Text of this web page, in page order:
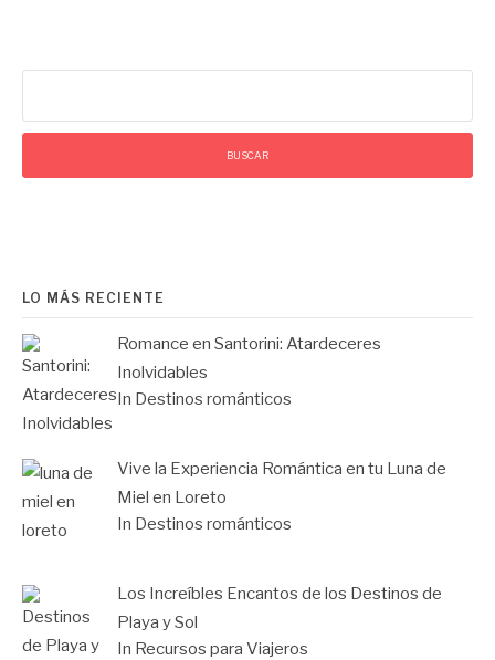
LO MÁS RECIENTE
Romance en Santorini: Atardeceres
Inolvidables
In Destinos románticos
Vive la Experiencia Romántica en tu Luna de
Miel en Loreto
In Destinos románticos
Los Increíbles Encantos de los Destinos de
Playa y Sol
In Recursos para Viajeros